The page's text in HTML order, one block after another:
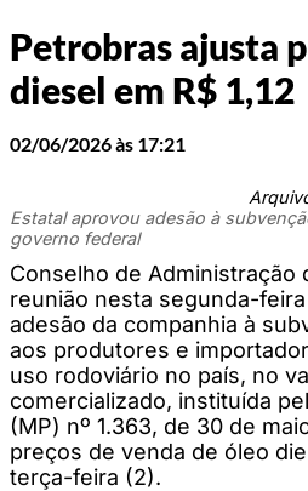
Petrobras ajusta
diesel em R$ 1,12
02/06/2026 às 17:21
Estatal aprovou adesão à
governo federal
Conselho de Administração
reunião nesta segunda-
adesão da companhia à
aos produtores e
uso rodoviário no país, no
comercializado, instituída
(MP) nº 1.363, de 30 de
preços de venda de óleo
terça-feira (2).